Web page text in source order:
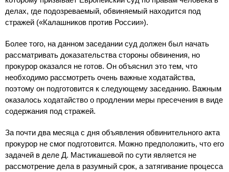
делах, где подозреваемый, обвиняемый находится под
стражей («Калашников против России»).
Более того, на данном заседании суд должен был начать
рассматривать доказательства стороны обвинения, но
прокурор оказался не готов. Он объяснил это тем, что
необходимо рассмотреть очень важные ходатайства,
поэтому он подготовится к следующему заседанию. Важным
оказалось ходатайство о продлении меры пресечения в виде
содержания под стражей.
За почти два месяца с дня объявления обвинительного акта
прокурор не смог подготовится. Можно предположить, что его
задачей в деле Д. Мастикашевой по сути является не
рассмотрение дела в разумный срок, а затягивание процесса